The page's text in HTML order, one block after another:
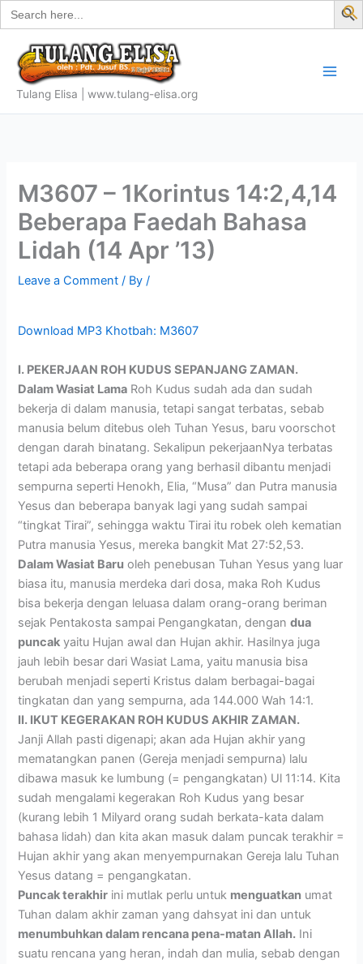
Search
for:
Skip
to
content
Tulang Elisa | www.tulang-elisa.org
M3607 – 1Korintus 14:2,4,14
Beberapa Faedah Bahasa
Lidah (14 Apr ’13)
Leave a Comment / By/
Download MP3 Khotbah: M3607
I. PEKERJAAN ROH KUDUS SEPANJANG ZAMAN.
Dalam Wasiat Lama Roh Kudus sudah ada dan sudah
bekerja di dalam manusia, tetapi sangat terbatas, sebab
manusia belum ditebus oleh Tuhan Yesus, baru voorschot
dengan darah binatang. Sekalipun pekerjaanNya terbatas
tetapi ada beberapa orang yang berhasil dibantu menjadi
sempurna seperti Henokh, Elia, “Musa” dan Putra manusia
Yesus dan beberapa banyak lagi yang sudah sampai
“tingkat Tirai”, sehingga waktu Tirai itu robek oleh kematian
Putra manusia Yesus, mereka bangkit Mat 27:52,53.
Dalam Wasiat Baru oleh penebusan Tuhan Yesus yang luar
biasa itu, manusia merdeka dari dosa, maka Roh Kudus
bisa bekerja dengan leluasa dalam orang-orang beriman
sejak Pentakosta sampai Pengangkatan, dengandua
puncak yaitu Hujan awal dan Hujan akhir. Hasilnya juga
jauh lebih besar dari Wasiat Lama, yaitu manusia bisa
berubah menjadi seperti Kristus dalam berbagai-bagai
tingkatan dan yang sempurna, ada 144.000 Wah 14:1.
II. IKUT KEGERAKAN ROH KUDUS AKHIR ZAMAN.
Janji Allah pasti digenapi; akan ada Hujan akhir yang
mematangkan panen (Gereja menjadi sempurna) lalu
dibawa masuk ke lumbung (= pengangkatan) Ul 11:14. Kita
sudah mengalami kegerakan Roh Kudus yang besar
(kurang lebih 1 Milyard orang sudah berkata-kata dalam
bahasa lidah) dan kita akan masuk dalam puncak terakhir =
Hujan akhir yang akan menyempurnakan Gereja lalu Tuhan
Yesus datang = pengangkatan.
Puncak terakhir ini mutlak perlu untuk menguatkan umat
Tuhan dalam akhir zaman yang dahsyat ini dan untuk
menumbuhkan dalam rencana pena-matan Allah. Ini
suatu rencana yang heran, indah dan mulia, sebab dengan